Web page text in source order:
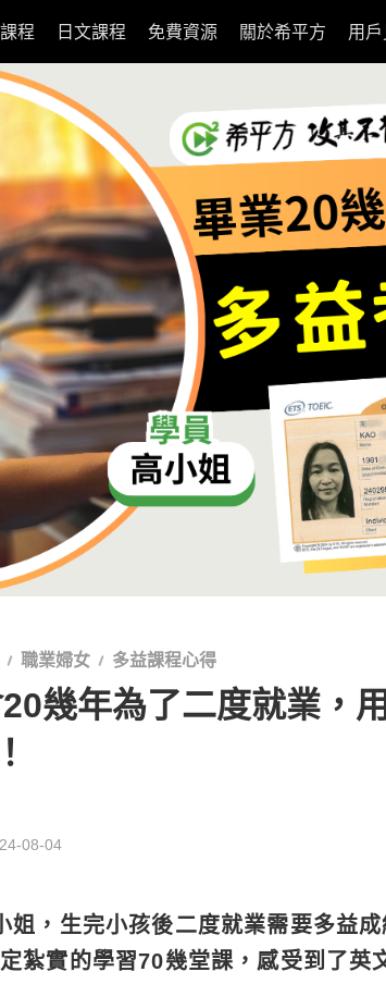
程 日文課程 免費資源 關於希平方 用
職業婦女 多益課程心得
幾年為了二度就業，
08-04
姐，生完小孩後二度就業需要多益
紮實的學習70幾堂課，感受到了英